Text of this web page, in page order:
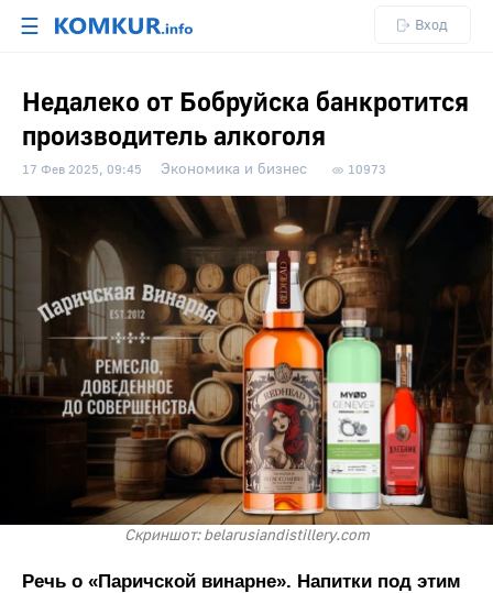
☰ Вход
Недалеко от Бобруйска банкротится
производитель алкоголя
17 Фев 2025, 09:45 Экономика и бизнес 10973
Скриншот: belarusiandistillery.com
Речь о «Паричской винарне». Напитки под этим